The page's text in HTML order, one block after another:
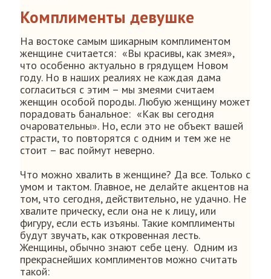
Комплименты девушке
На востоке самым шикарным комплиментом
женщине считается: «Вы красивы, как змея»,
что особенно актуально в грядущем Новом
году. Но в наших реалиях не каждая дама
согласиться с этим – мы змеями считаем
женщин особой породы. Любую женщину может
порадовать банальное: «Как вы сегодня
очаровательны». Но, если это не объект вашей
страсти, то повторятся с одним и тем же не
стоит – вас поймут неверно.
Что можно хвалить в женщине? Да все. Только с
умом и тактом. Главное, не делайте акцентов на
том, что сегодня, действительно, не удачно. Не
хвалите прическу, если она не к лицу, или
фигуру, если есть изъяны. Такие комплименты
будут звучать, как откровенная лесть.
Женщины, обычно знают себе цену. Одним из
прекраснейших комплиментов можно считать
такой: